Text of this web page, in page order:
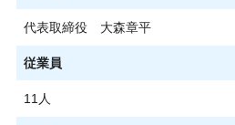
代表取締役 大森章平
従業員
11人